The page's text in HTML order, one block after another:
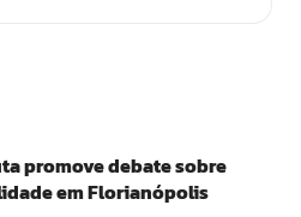
promove debate sobre
em Florianópolis